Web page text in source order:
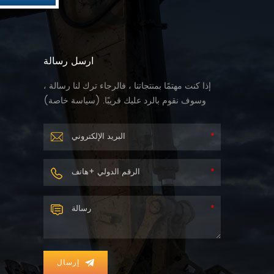
ارسل رسالة
إذا كنت مهتمًا بمنتجاتنا ، فالرجاء ترك لنا رسالة ،
وسوف نقوم بالرد عليك قريبًا. (سياسة خاصة)
إرسال